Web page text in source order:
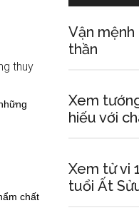
chất
Vận
thần
Xem
hiếu với
Xem tử vi
tuổi Ất